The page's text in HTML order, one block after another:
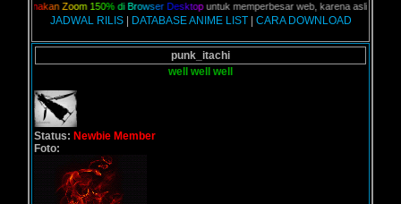
kan Zoom 15 0% di Br owser Desktopuntuk memperbesar web, karena aslinya web
JADWAL RILIS| DATABASE ANIME LIST| CARA DOWNLOAD
punk_itachi
well well well
Status: Newbie Member
Foto: